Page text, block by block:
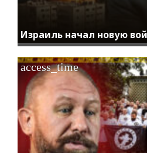
Израиль начал новую
access_time